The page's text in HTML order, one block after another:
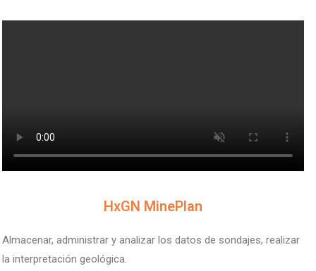
V
HxGN MinePlan
Almacenar, administrar y analizar los datos de sondajes, realizar
la interpretación geológica.